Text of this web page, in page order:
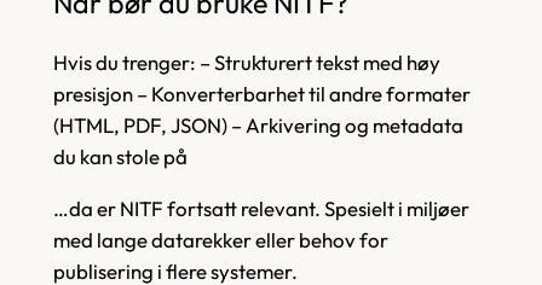
Hvis du trenger: – Strukturert tekst med høy
presisjon – Konverterbarhet til andre formater
(HTML, PDF, JSON) – Arkivering og metadata
du kan stole på
…da er NITF fortsatt relevant. Spesielt i miljøer
med lange datarekker eller behov for
publisering i flere systemer.